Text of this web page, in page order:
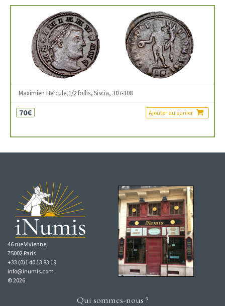
Maximien Hercule,1/2 follis, Siscia, 307-308
70€ Ajouter au panier
46 rue Vivienne,
75002 Paris
+33 (0)1 40 13 83 19
info@inumis.com
© 2026
Qui sommes-nous ?